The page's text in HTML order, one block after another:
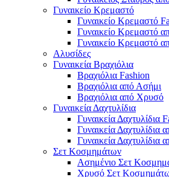
Γυναικείο Κρεμαστό
Γυναικείο Κρεμαστό
Γυναικείο Κρεμαστό
Γυναικείο Κρεμαστό
Αλυσίδες
Γυναικεία Βραχιόλια
Βραχιόλια Fashion
Βραχιόλια από Ασήμι
Βραχιόλια από Χρυσό
Γυναικεία Δαχτυλίδια
Γυναικεία Δαχτυλίδια
Γυναικεία Δαχτυλίδια
Γυναικεία Δαχτυλίδια
Σετ Κοσμημάτων
Ασημένιο Σετ
Χρυσό Σετ